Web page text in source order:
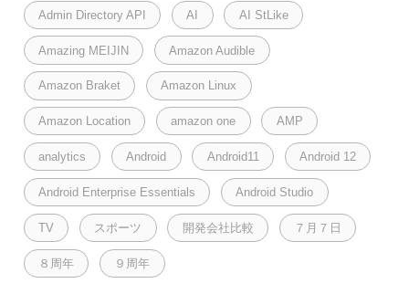
Admin Directory API AI AI StLike
Amazing MEIJIN Amazon Audible
Amazon Braket Amazon Linux
Amazon Location amazon one AMP
analytics Android Android11 Android 12
Android Enterprise Essentials Android Studio
TV スポーツ 開発会社比較 ７月７日
８周年 ９周年